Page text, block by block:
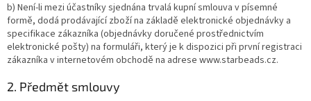
b) Není-li mezi účastníky sjednána trvalá kupní smlouva v písemné
formě, dodá prodávající zboží na základě elektronické objednávky a
specifikace zákazníka (objednávky doručené prostřednictvím
elektronické pošty) na formuláři, který je k dispozici při první registraci
zákazníka v internetovém obchodě na adrese www.starbeads.cz.
2. Předmět smlouvy